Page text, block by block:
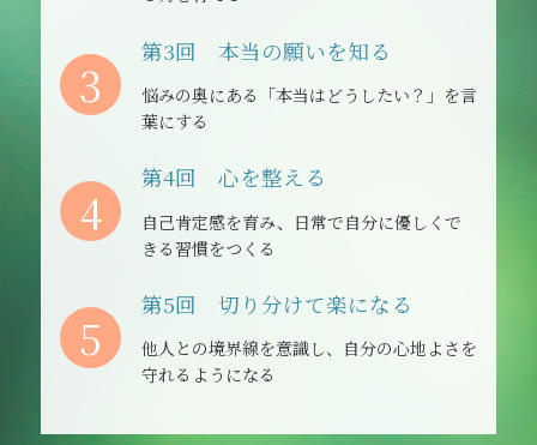
第3回 本当の願いを知る
悩みの奥にある「本当はどうしたい？」を言
葉にする
3
第4回 心を整える
自己肯定感を育み、日常で自分に優しくで
きる習慣をつくる
4
第5回 切り分けて楽になる
他人との境界線を意識し、自分の心地よさを
守れるようになる
5